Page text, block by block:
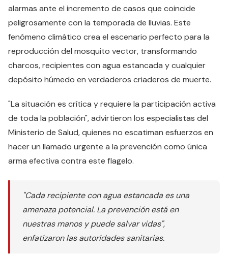
alarmas ante el incremento de casos que coincide
peligrosamente con la temporada de lluvias. Este
fenómeno climático crea el escenario perfecto para la
reproducción del mosquito vector, transformando
charcos, recipientes con agua estancada y cualquier
depósito húmedo en verdaderos criaderos de muerte.
"La situación es crítica y requiere la participación activa
de toda la población", advirtieron los especialistas del
Ministerio de Salud, quienes no escatiman esfuerzos en
hacer un llamado urgente a la prevención como única
arma efectiva contra este flagelo.
"Cada recipiente con agua estancada es una
amenaza potencial. La prevención está en
nuestras manos y puede salvar vidas",
enfatizaron las autoridades sanitarias.